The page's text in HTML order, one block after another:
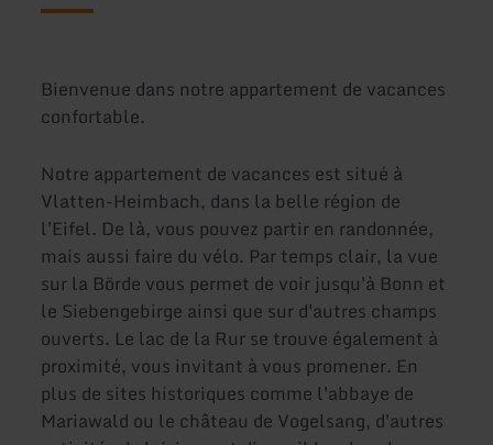
Bienvenue dans notre appartement de vacances
confortable.
Notre appartement de vacances est situé à
Vlatten-Heimbach, dans la belle région de
l'Eifel. De là, vous pouvez partir en randonnée,
mais aussi faire du vélo. Par temps clair, la vue
sur la Börde vous permet de voir jusqu'à Bonn et
le Siebengebirge ainsi que sur d'autres champs
ouverts. Le lac de la Rur se trouve également à
proximité, vous invitant à vous promener. En
plus de sites historiques comme l'abbaye de
Mariawald ou le château de Vogelsang, d'autres